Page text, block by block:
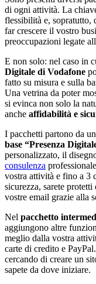
di ogni attività. La
flessibilità e, sopratutto,
far crescere il vostro
preoccupazioni legate
E non solo: nel caso in
Digitale di Vodafone
fatto su misura e sulla
Una vetrina da poter
si evinca non solo la
anche affidabilità e
I pacchetti partono da
base “Presenza
personalizzato, il
consulenza
vostra attività e fino a 3
sicurezza, sarete
vostre email grazie alla
Nel pacchetto
aggiungono altre
meglio dalla vostra
carte di credito e
cercando di creare un
sapete da dove iniziare.